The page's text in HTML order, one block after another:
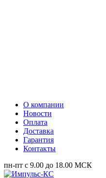
О компании
Новости
Оплата
Доставка
Гарантия
Контакты
пн-пт с 9.00 до 18.00 МСК